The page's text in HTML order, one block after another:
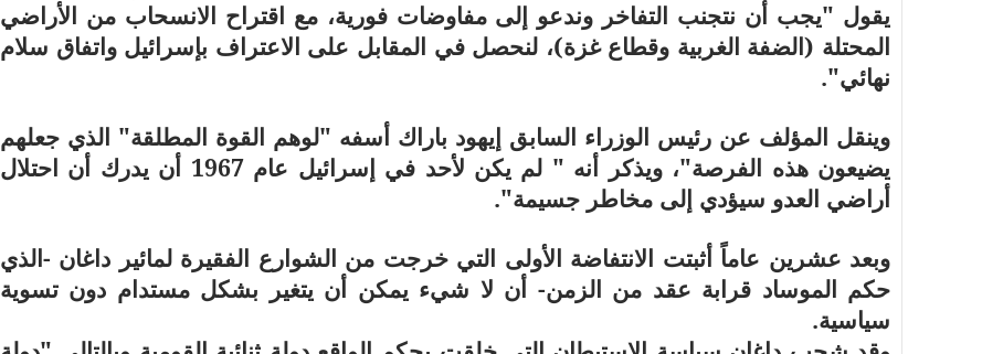
يقول "يجب أن نتجنب التفاخر وندعو إلى مفاوضات فورية، مع اقتراح الانسحاب من الأراضي
المحتلة (الضفة الغربية وقطاع غزة)، لنحصل في المقابل على الاعتراف بإسرائيل واتفاق سلام
نهائي".
وينقل المؤلف عن رئيس الوزراء السابق إيهود باراك أسفه "لوهم القوة المطلقة" الذي جعلهم
يضيعون هذه الفرصة"، ويذكر أنه " لم يكن لأحد في إسرائيل عام 1967 أن يدرك أن احتلال
أراضي العدو سيؤدي إلى مخاطر جسيمة".
وبعد عشرين عاماً أثبتت الانتفاضة الأولى التي خرجت من الشوارع الفقيرة لمائير داغان -الذي
حكم الموساد قرابة عقد من الزمن- أن لا شيء يمكن أن يتغير بشكل مستدام دون تسوية
سياسية.